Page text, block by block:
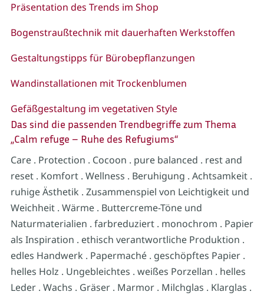
Präsentation des Trends im Shop
Bogenstraußtechnik mit dauerhaften Werkstoffen
Gestaltungstipps für Bürobepflanzungen
Wandinstallationen mit Trockenblumen
Gefäßgestaltung im vegetativen Style
Das sind die passenden Trendbegriffe zum Thema
„Calm refuge – Ruhe des Refugiums“
Care . Protection . Cocoon . pure balanced . rest and
reset . Komfort . Wellness . Beruhigung . Achtsamkeit .
ruhige Ästhetik . Zusammenspiel von Leichtigkeit und
Weichheit . Wärme . Buttercreme-Töne und
Naturmaterialien . farbreduziert . monochrom . Papier
als Inspiration . ethisch verantwortliche Produktion .
edles Handwerk . Papermaché . geschöpftes Papier .
helles Holz . Ungebleichtes . weißes Porzellan . helles
Leder . Wachs . Gräser . Marmor . Milchglas . Klarglas .